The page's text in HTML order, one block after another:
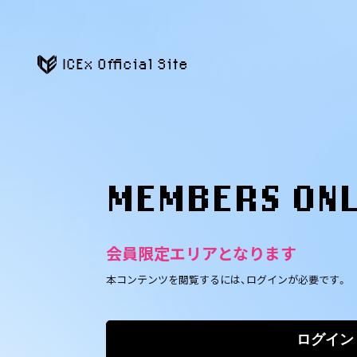
ICEx Official Site
MEMBERS
会員限定エリアとなります
本コンテンツを閲覧するには、ログインが必要です。
ログイン